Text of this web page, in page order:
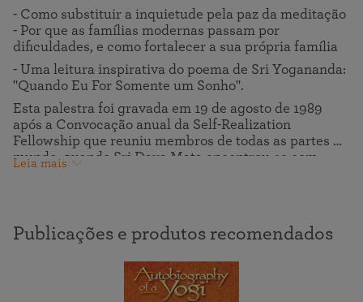
- Como substituir a inquietude pela paz da meditação
- Por que as famílias modernas passam por
dificuldades, e como fortalecer a sua própria família
- Uma leitura inspirativa do poema de Sri Yogananda:
"Quando Eu For Somente um Sonho".
Esta palestra foi gravada em 19 de agosto de 1989
após a Convocação anual da Self-Realization
Fellowship que reuniu membros de todas as partes do
mundo, quando Sri Daya Mata encontrou-se com
Leia mais
Publicações e produtos recomendados